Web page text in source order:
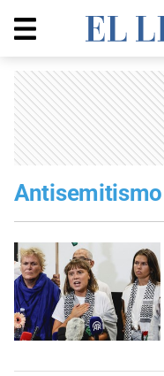
Antisemitismo